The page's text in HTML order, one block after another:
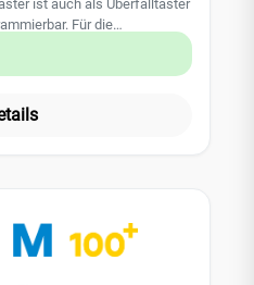
ist auch als Überfalltaster
Für die
dieser Taster auch zur
genutzt werden.
eines Notrufes
-10 bis +40 °C
1, EN 50131-5-3 EN